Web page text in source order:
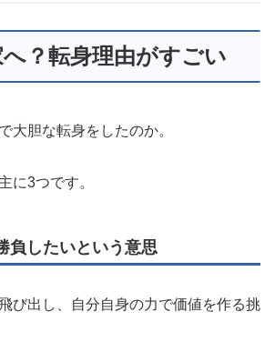
？転身理由がすごい
大胆な転身をしたのか。
に3つです。
負したいという意思
び出し、自分自身の力で価値を作る挑